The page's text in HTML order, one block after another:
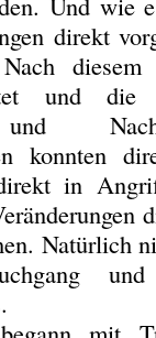
direkt
und die
konnten
in
Natürlich